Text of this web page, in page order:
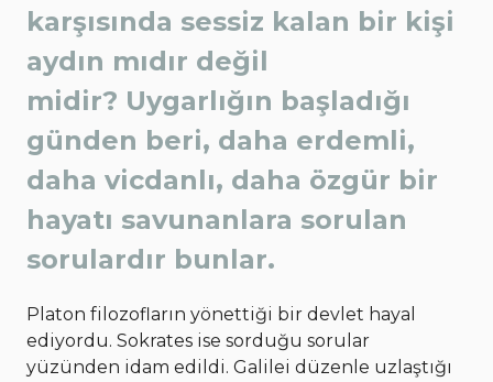
karşısında sessiz kalan bir kişi
aydın mıdır değil
midir? Uygarlığın başladığı
günden beri, daha erdemli,
daha vicdanlı, daha özgür bir
hayatı savunanlara sorulan
sorulardır bunlar.
Platon filozofların yönettiği bir devlet hayal
ediyordu. Sokrates ise sorduğu sorular
yüzünden idam edildi. Galilei düzenle uzlaştığı